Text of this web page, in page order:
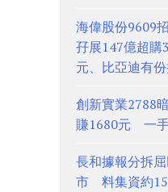
海偉股份9609
孖展147億超
元、比亞迪有
創新實業2788
賺1680元 一
長和據報分拆
市 料集資約